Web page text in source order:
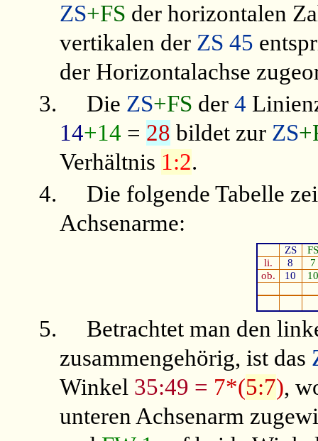
ZS+FS der horizontalen
vertikalen der ZS 45
der Horizontalachse
3.
Die ZS+FS der4
14+14 = 28 bildet zur ZS
Verhältnis 1:2.
4.
Die folgende Tabelle
Achsenarme:
ZS
FS
li.
8
7
ob.
10 10
5.
Betrachtet man den
zusammengehörig, ist das
Winkel 35:49 = 7*(5:7),
unteren Achsenarm